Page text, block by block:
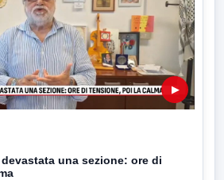
▶
una sezione: ore di